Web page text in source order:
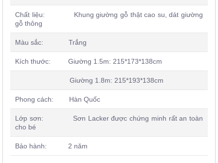
Chất liệu: Khung giường gỗ thật cao su, dát giường
gỗ thông
Màu sắc: Trắng
Kích thước: Giường 1.5m: 215*173*138cm
Giường 1.8m: 215*193*138cm
Phong cách: Hàn Quốc
Lớp sơn: Sơn Lacker được chứng minh rất an toàn
cho bé
Bảo hành: 2 năm